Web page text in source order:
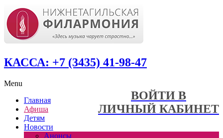
КАССА: +7 (3435) 41-98-47
ВОЙТИ В
ЛИЧНЫЙ КАБИНЕТ
Menu
Главная
Афиша
Детям
Новости
Анонсы